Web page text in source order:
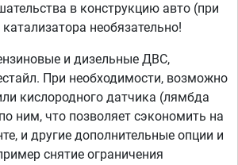
в конструкцию авто (при
необязательно!
и дизельные ДВС,
При необходимости, возможно
кислородного датчика (лямбда
ним, что позволяет сэкономить на
и другие дополнительные опции и
снятие ограничения